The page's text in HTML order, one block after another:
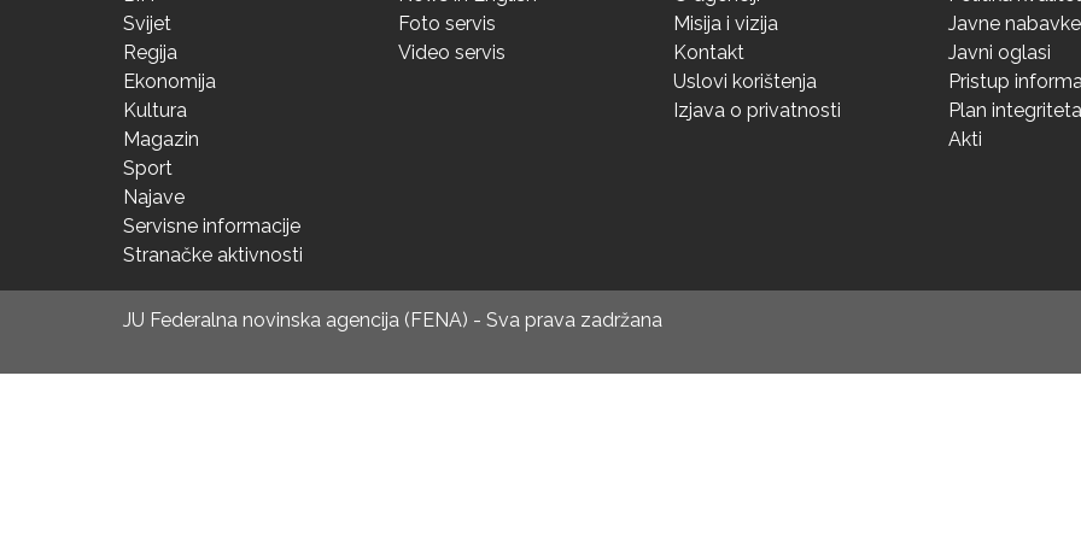
Svijet
Regija
Ekonomija
Kultura
Magazin
Sport
Najave
Servisne informacije
Stranačke aktivnosti
Foto servis
Video servis
Misija i vizija
Kontakt
Uslovi korištenja
Izjava o privatnosti
Javne nabavke
Javni oglasi
Pristup
Plan integriteta
Akti
JU Federalna novinska agencija (FENA) - Sva prava zadržana